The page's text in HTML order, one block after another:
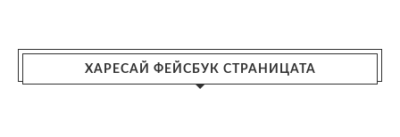
ХАРЕСАЙ ФЕЙСБУК СТРАНИЦАТА